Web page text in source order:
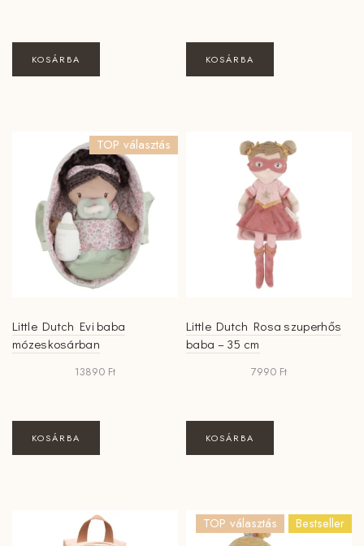
KOSÁRBA KOSÁRBA
TOP választás
Little Dutch Evi baba
mózeskosárban
13890 Ft
KOSÁRBA
Little Dutch Rosa szuperhős
baba – 35 cm
7990 Ft
KOSÁRBA
TOP választás Bestseller